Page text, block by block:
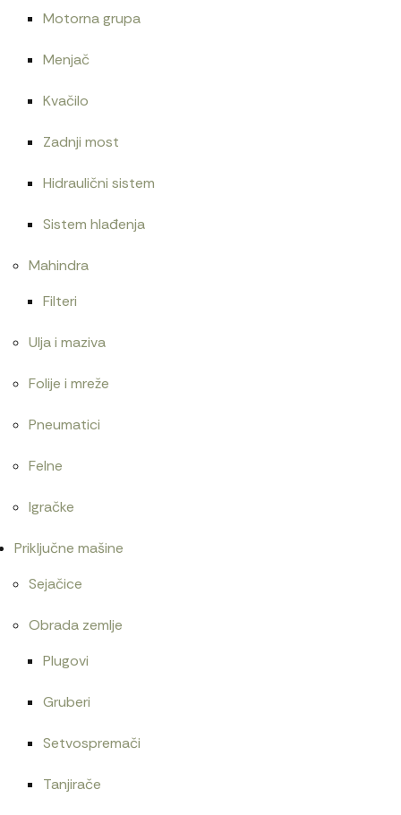
Motorna grupa
Menjač
Kvačilo
Zadnji most
Hidraulični sistem
Sistem hlađenja
Mahindra
Filteri
Ulja i maziva
Folije i mreže
Pneumatici
Felne
Igračke
Priključne mašine
Sejačice
Obrada zemlje
Plugovi
Gruberi
Setvospremači
Tanjirače